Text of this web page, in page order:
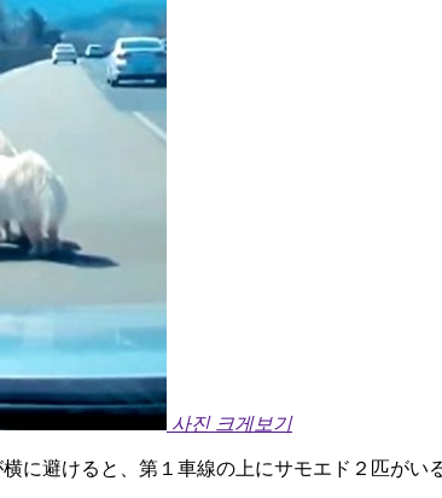
사진 크게보기
に避けると、第１車線の上にサモエド２匹が